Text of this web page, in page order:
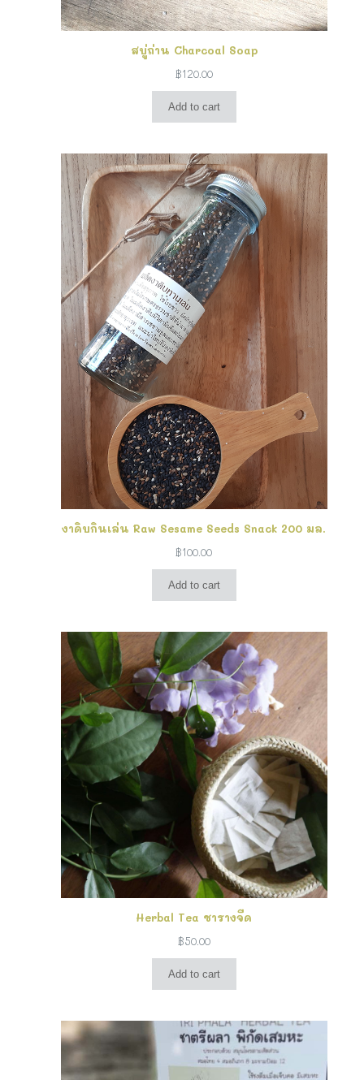
สบู่ถ่าน Charcoal Soap
฿120.00
Add to cart
งาดิบกินเล่น Raw Sesame Seeds Snack 200 มล.
฿100.00
Add to cart
Herbal Tea ชารางจืด
฿50.00
Add to cart